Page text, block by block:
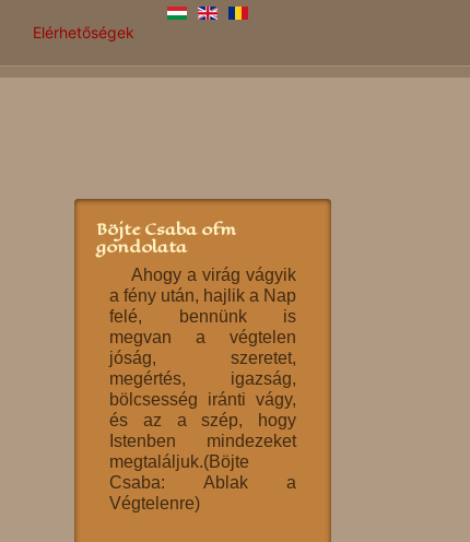
Elérhetőségek
Böjte Csaba ofm
gondolata
Ahogy a virág vágyik
a fény után, hajlik a Nap
felé, bennünk is
megvan a végtelen
jóság, szeretet,
megértés, igazság,
bölcsesség iránti vágy,
és az a szép, hogy
Istenben mindezeket
megtaláljuk.(Böjte
Csaba: Ablak a
Végtelenre)